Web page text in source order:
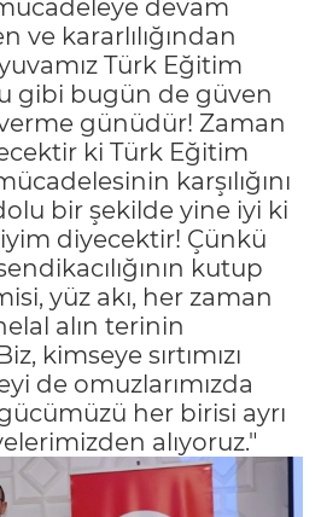
devam
ve kararlılığından
Türk Eğitim
gibi bugün de güven
günüdür! Zaman
ki Türk Eğitim
karşılığını
bir şekilde yine iyi ki
diyecektir! Çünkü
kutup
yüz akı, her zaman
alın terinin
kimseye sırtımızı
de omuzlarımızda
her birisi ayrı
alıyoruz."